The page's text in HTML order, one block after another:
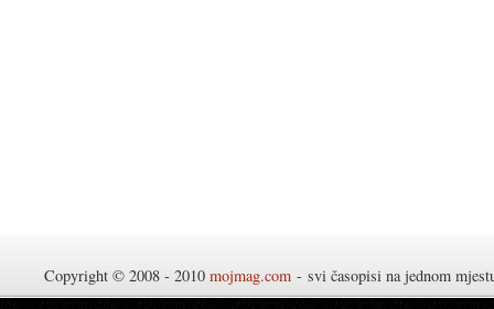
Copyright © 2008 - 2010 mojmag.com - svi časopisi na jednom